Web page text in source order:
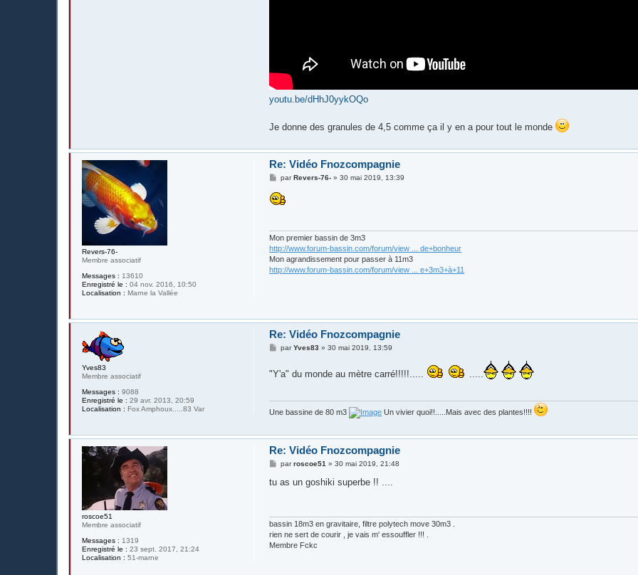
youtu.be/dHhJ0yykOQo
Je donne des granules de 4,5 comme ça il y en a pour tout le monde
Revers-76-
Membre associatif
Messages : 13610
Enregistré le : 04 nov. 2016, 10:50
Localisation : Marne la Vallée
Re: Vidéo Fnozcompagnie
M
s
s
parRevers-76- »30 mai 2019, 13:39
Mon premier bassin de 3m3
http://www.forum-bassin.com/forum/view ... de+bonheur
Mon agrandissement pour passer à 11m3
http://www.forum-bassin.com/forum/view ... e+3m3+à+11
Yves83
Membre associatif
Messages : 9088
Enregistré le : 29 avr. 2013, 20:59
Localisation : Fox Amphoux.....83 Var
Re: Vidéo Fnozcompagnie
M
s
parYves83 »30 mai 2019, 13:59
"Y'a" du monde au mètre carré!!!!!..... .....
Une bassine de 80 m3 Un vivier quoi!!.....Mais avec des plantes!!!!
roscoe51
Membre associatif
Messages : 1319
Enregistré le : 23 sept. 2017, 21:24
Localisation : 51-marne
Re: Vidéo Fnozcompagnie
M
s
parroscoe51 »30 mai 2019, 21:48
tu as un goshiki superbe !! ....
bassin 18m3 en gravitaire, filtre polytech move 30m3 .
rien ne sert de courir , je vais m' essouffler !!! .
Membre Fckc